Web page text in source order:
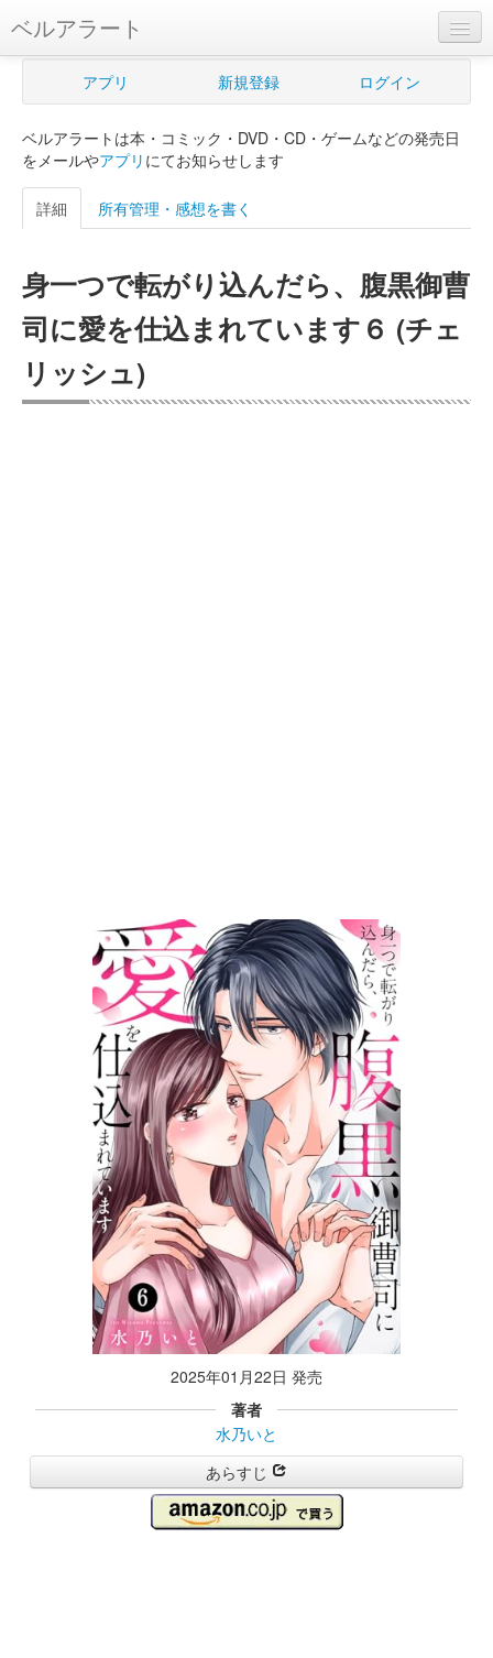
ベルアラート
ベルアラートとは
新規登録
ログイン
購入管理
Myシェルフ
プレミアム
アプリ 新規登録 ログイン
ベルアラートは本・コミック・DVD・CD・ゲームなどの発売日
をメールやアプリ にてお知らせします
詳細 所有管理・感想を書く
身一つで転がり込んだら、腹黒御曹
司に愛を仕込まれています６ (チェ
リッシュ)
2025年01月22日 発売
著者
水乃いと
あらすじ